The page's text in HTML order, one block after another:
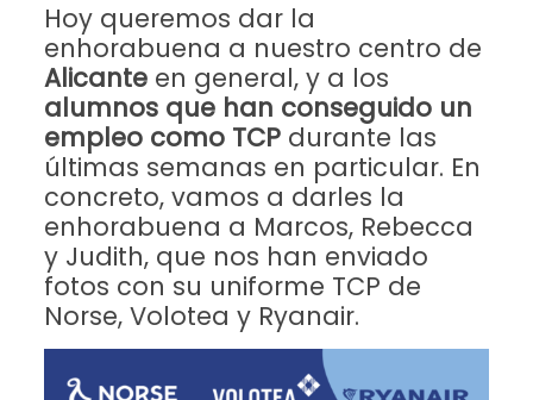
Hoy queremos dar la
enhorabuena a nuestro centro de
Alicante en general, y a los
alumnos que han conseguido un
empleo como TCPdurante las
últimas semanas en particular. En
concreto, vamos a darles la
enhorabuena a Marcos, Rebecca
y Judith, que nos han enviado
fotos con su uniforme TCP de
Norse, Volotea y Ryanair.